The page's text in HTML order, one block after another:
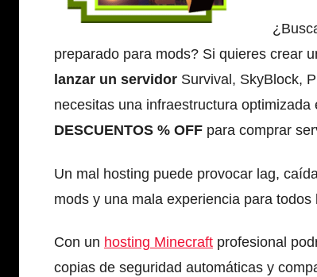
preparado para mods? Si quieres crear
lanzar un servidor Survival, SkyBlock,
necesitas una infraestructura
DESCUENTOS % OFF para comprar
Un mal hosting puede provocar lag,
mods y una mala experiencia para todos
Con un hosting Minecraft profesional
copias de seguridad automáticas y